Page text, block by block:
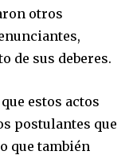
otros
de sus deberes.
estos actos
postulantes que
que también